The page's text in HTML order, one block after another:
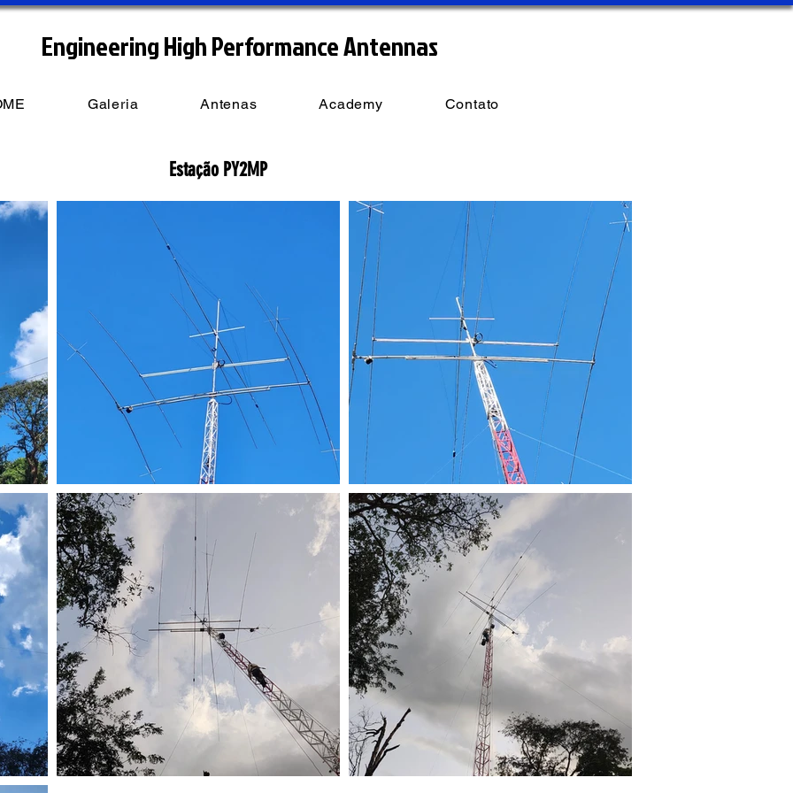
Engineering High Performance Antennas
Galeria Antenas Academy Contato
Estação PY2MP